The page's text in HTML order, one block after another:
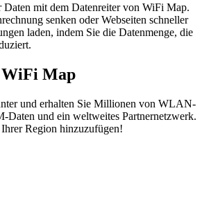
Daten mit dem Datenreiter von WiFi Map.
senken oder Webseiten schneller
laden, indem Sie die Datenmenge, die
WiFi Map
und erhalten Sie Millionen von WLAN-
Daten und ein weltweites Partnernetzwerk.
Region hinzuzufügen!